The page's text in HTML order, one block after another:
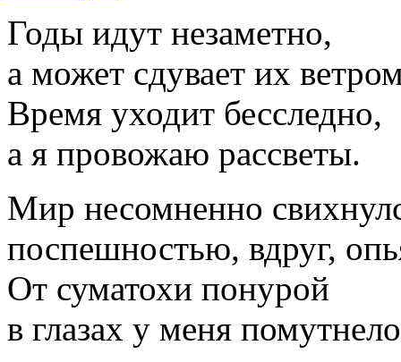
Годы идут незаметно,
а может сдувает их
Время уходит бесследно,
а я провожаю рассветы.
Мир несомненно
поспешностью, вдруг,
От суматохи понурой
в глазах у меня